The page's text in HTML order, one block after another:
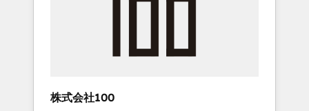
engine. We onboard your team, migrate your
from any legacy CRM. Zero downtime, full
株式会社100